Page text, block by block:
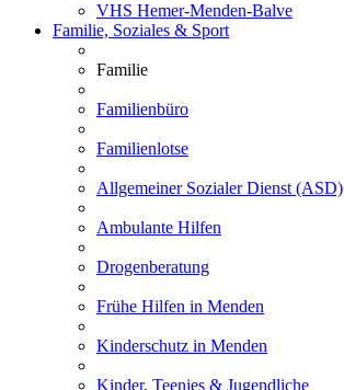
VHS Hemer-Menden-Balve
Familie, Soziales & Sport
Familie
Familienbüro
Familienlotse
Allgemeiner Sozialer Dienst (ASD)
Ambulante Hilfen
Drogenberatung
Frühe Hilfen in Menden
Kinderschutz in Menden
Kinder, Teenies & Jugendliche